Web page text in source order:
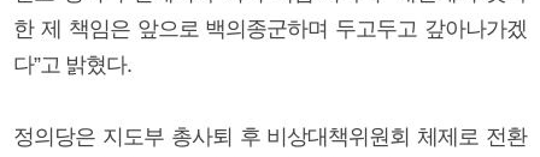
한 제 책임은 앞으로 백의종군하며 두고두고 갚아나가겠
다”고 밝혔다.
정의당은 지도부 총사퇴 후 비상대책위원회 체제로 전환